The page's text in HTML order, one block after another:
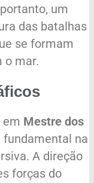
um
das batalhas
se formam
o mar.
em Mestre dos
na
A direção
forças do